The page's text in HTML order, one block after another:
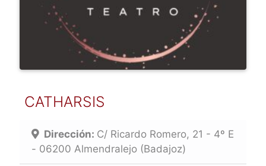
CATHARSIS
Dirección: C/ Ricardo Romero, 21 - 4º E
- 06200 Almendralejo (Badajoz)